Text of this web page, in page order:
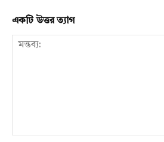
একটি উত্তর ত্যাগ